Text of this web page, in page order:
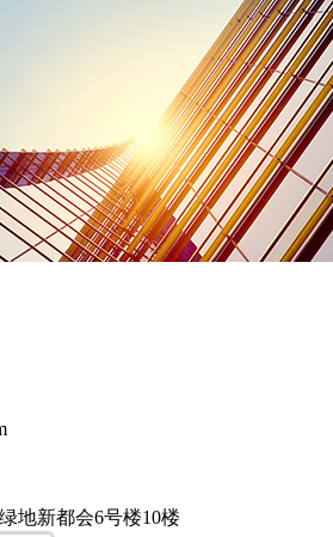
地新都会6号楼10楼